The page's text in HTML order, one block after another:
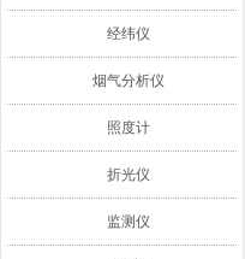
经纬仪
烟气分析仪
照度计
折光仪
监测仪